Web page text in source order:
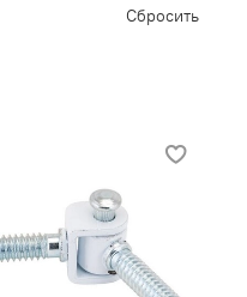
Сбросить